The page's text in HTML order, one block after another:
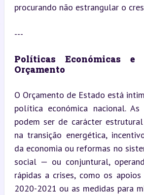
procurando não estrangular o
---
Políticas Económicas
Orçamento
O Orçamento de Estado está
política económica nacional. As
podem ser de carácter
na transição energética,
da economia ou reformas no
social — ou conjuntural,
rápidas a crises, como os apoios
2020-2021 ou as medidas para